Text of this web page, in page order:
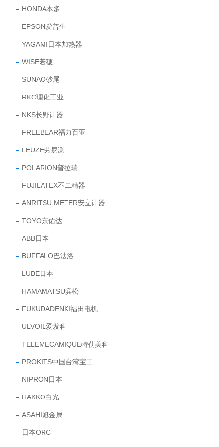
HONDA本多
EPSON爱普生
YAGAMI日本加热器
WISE若穂
SUNAO砂尾
RKC理化工业
NKS长野计器
FREEBEAR福力百亚
LEUZE劳易测
POLARION普拉瑞
FUJILATEX不二精器
ANRITSU METER安立计器
TOYO东佑达
ABB日本
BUFFALO巴法洛
LUBE日本
HAMAMATSU滨松
FUKUDADENKI福田电机
ULVOIL爱发科
TELEMECAMIQUE特勒美科
PROKITS中国台湾宝工
NIPRON日本
HAKKO白光
ASAHI旭金属
日本ORC